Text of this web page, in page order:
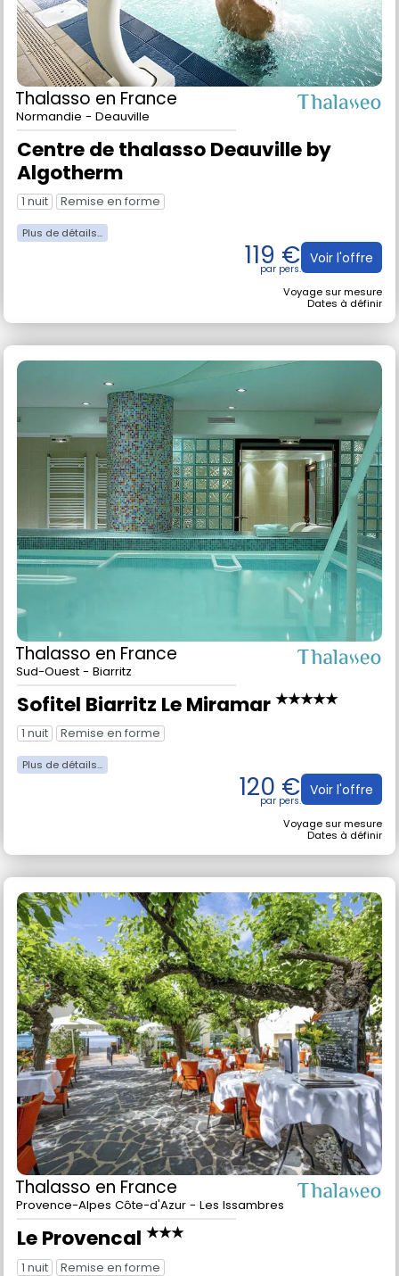
Thalassoen France
Normandie - Deauville
Centre de thalasso Deauville by
Algotherm
1 nuit Remise en forme
119 €
Dates à définir
Thalassoen France
Sud-Ouest - Biarritz
Sofitel Biarritz Le Miramar
1 nuit Remise en forme
120 €
Dates à définir
Thalassoen France
Provence-Alpes Côte-d'Azur - Les Issambres
Le Provencal★★★